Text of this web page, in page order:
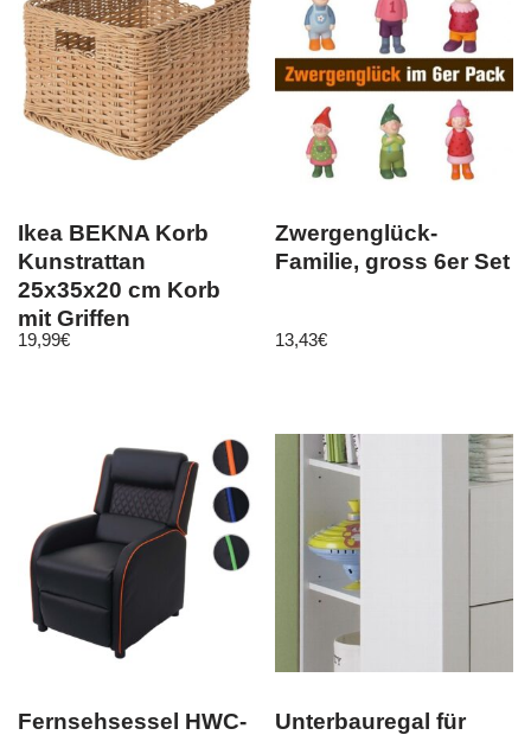
Ikea BEKNA Korb
Kunstrattan
25x35x20 cm Korb
mit Griffen
19,99€
Zwergenglück-
Familie, gross 6er Set
13,43€
Fernsehsessel HWC-
Unterbauregal für